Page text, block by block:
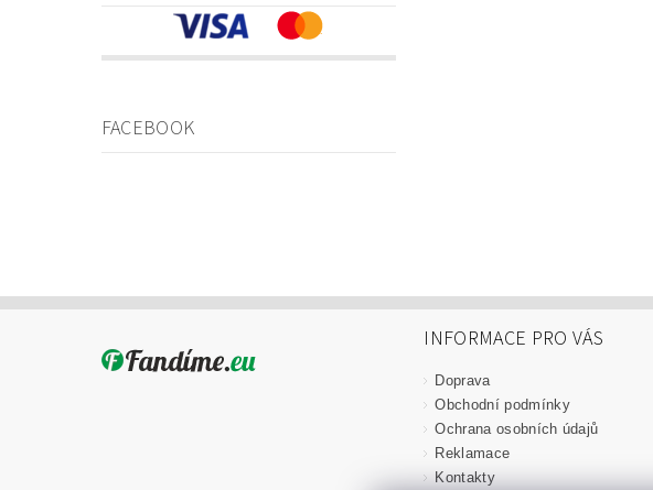
FACEBOOK
INFORMACE PRO VÁS
Doprava
Obchodní podmínky
Ochrana osobních údajů
Reklamace
Kontakty